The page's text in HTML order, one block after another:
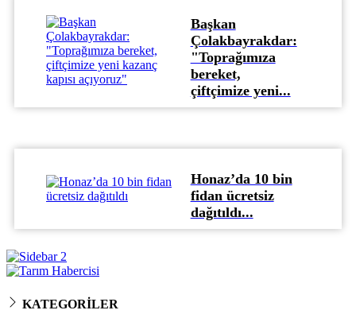
Başkan
Çolakbayrakdar:
"Toprağımıza
bereket,
çiftçimize yeni...
Honaz’da 10 bin
fidan ücretsiz
dağıtıldı...
KATEGORİLER